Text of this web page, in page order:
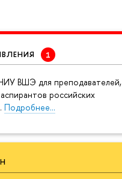
ВШЭ для преподавателей,
российских
Подробнее…